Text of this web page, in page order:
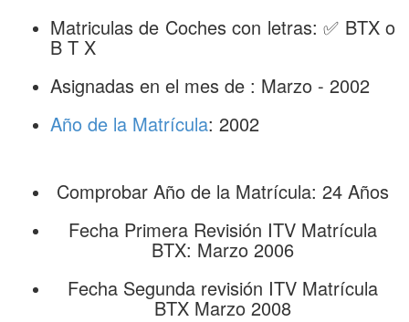
Matriculas de Coches con letras: ✅ BTX o
B T X
Asignadas en el mes de : Marzo - 2002
Año de la Matrícula: 2002
Comprobar Año de la Matrícula: 24 Años
Fecha Primera Revisión ITV Matrícula
BTX: Marzo 2006
Fecha Segunda revisión ITV Matrícula
BTX Marzo 2008